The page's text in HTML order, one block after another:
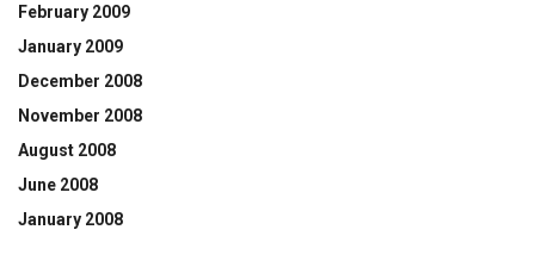
February 2009
January 2009
December 2008
November 2008
August 2008
June 2008
January 2008